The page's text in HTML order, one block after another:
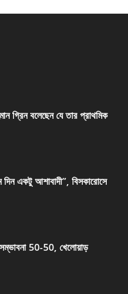
গ্রিন বলেছেন যে তার প্রাথমিক
দিন একটু আশাবাদী”, বিসকারোসে
সম্ভাবনা 50-50, খেলোয়াড়